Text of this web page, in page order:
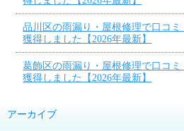
品川区の雨漏り・屋根修理で口コ
獲得しました【2026年最新】
葛飾区の雨漏り・屋根修理で口コ
獲得しました【2026年最新】
アーカイブ